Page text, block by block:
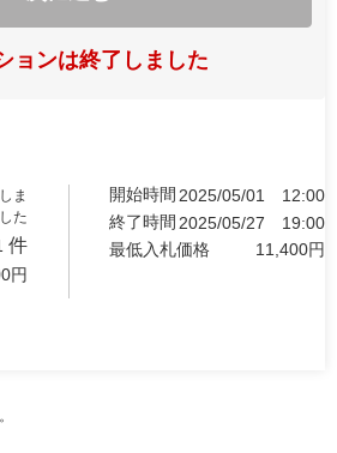
ョンは終了しました
ま
した
件
円
開始時間 2025/05/01
12:00
終了時間 2025/05/27
19:00
最低入札価格
11,400円